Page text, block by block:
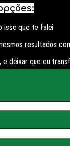
:
isso que te falei
resultados
e deixar que eu